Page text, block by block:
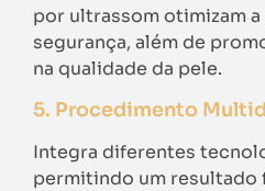
por ultrassom otimizam
segurança, além de
na qualidade da pele.
5. Procedimento
Integra diferentes
permitindo um resultado